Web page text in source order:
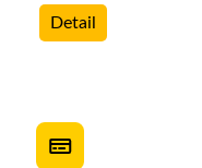
Detail